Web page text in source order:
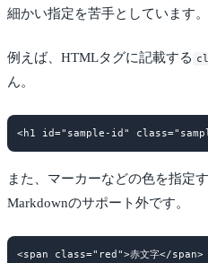
細かい指定を苦手としています。
例えば、HTMLタグに記載する
ん。
また、マーカーなどの色を指定
Markdownのサポート外です。